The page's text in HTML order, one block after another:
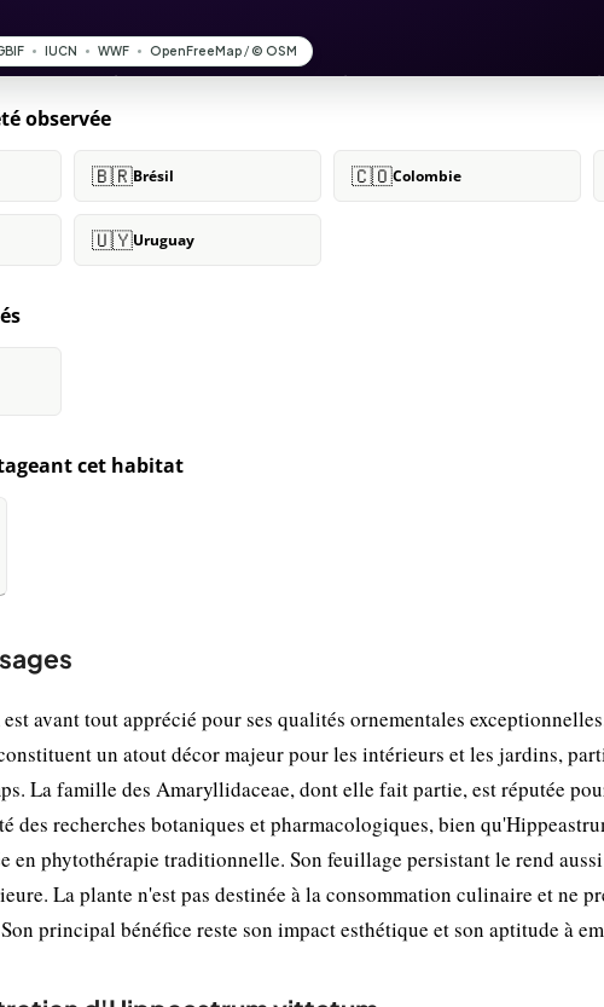
observée
🇧🇷Brésil 🇨🇴Colombie
🇺🇾Uruguay
cet habitat
avant tout apprécié pour ses qualités ornementales
un atout décor majeur pour les intérieurs et les jardins,
La famille des Amaryllidaceae, dont elle fait partie, est réputée
des recherches botaniques et pharmacologiques, bien
en phytothérapie traditionnelle. Son feuillage persistant le rend
La plante n'est pas destinée à la consommation culinaire et ne
principal bénéfice reste son impact esthétique et son aptitude à